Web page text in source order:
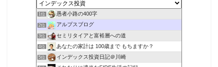
1位 愚者小路の400字
2位 アルプスブログ
3位 セミリタイアと富裕層への道
4位 あなたの家計は 100歳まで もちますか？
5位 インデックス投資日記＠川崎